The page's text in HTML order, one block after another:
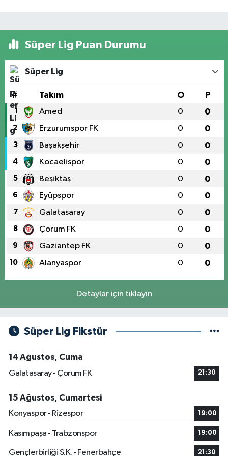
Süper Lig Puan Durumu
Süper Lig
# Takım O P
1 Amed 0 0
2 Erzurumspor FK 0 0
3 Başakşehir 0 0
4 Kocaelispor 0 0
5 Beşiktaş 0 0
6 Eyüpspor 0 0
7 Galatasaray 0 0
8 Çorum FK 0 0
9 Gaziantep FK 0 0
10 Alanyaspor 0 0
Detaylar için tıklayın
Süper Lig Fikstür
14 Ağustos, Cuma
Galatasaray - Çorum FK
21:30
15 Ağustos, Cumartesi
Konyaspor - Rizespor
19:00
Kasımpaşa - Trabzonspor 19:00
Gençlerbirliği S.K. - Fenerbahçe 21:30